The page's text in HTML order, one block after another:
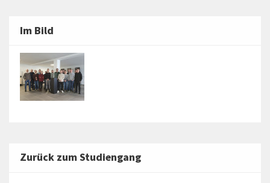
Im Bild
Zurück zum Studiengang